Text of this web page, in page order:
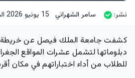
نشر: سامر الشهراني 15 يونيو 2026 الساعة 11:40 صباحاً
كشفت جامعة الملك فيصل عن خريطة
دبلوماتها لتشمل عشرات المواقع
للطلاب من أداء اختباراتهم في مكان